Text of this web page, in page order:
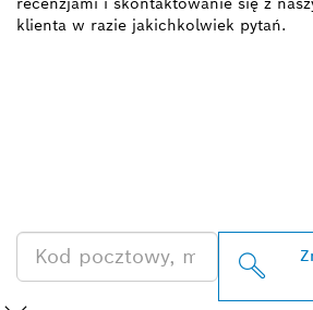
klienta w razie jakichkolwiek pytań.